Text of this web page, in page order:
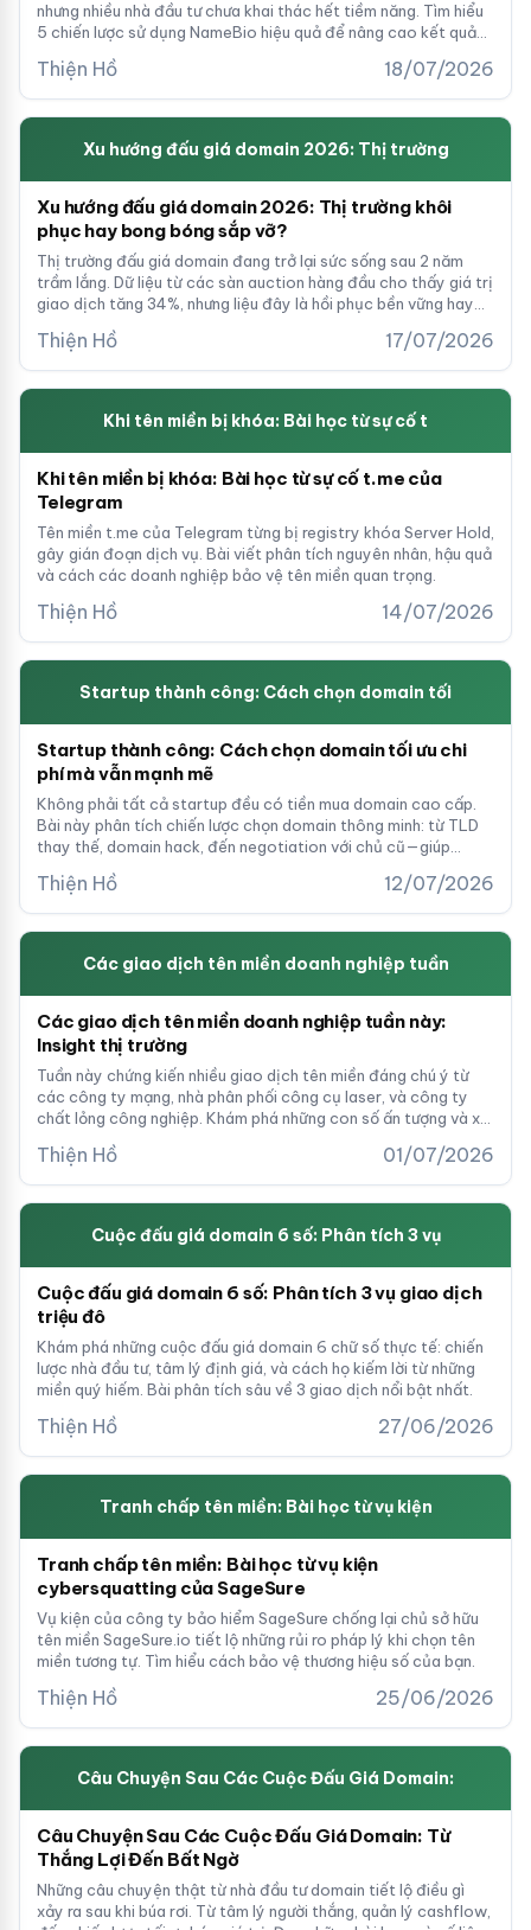
nhưng nhiều nhà đầu tư chưa khai thác hết tiềm năng. Tìm hiểu
5 chiến lược sử dụng NameBio hiệu quả để nâng cao kết quả
Thiện Hồ 18/07/2026
Xu hướng đấu giá domain 2026: Thị trường
Xu hướng đấu giá domain 2026: Thị trường khôi
phục hay bong bóng sắp vỡ?
Thị trường đấu giá domain đang trở lại sức sống sau 2 năm
trầm lắng. Dữ liệu từ các sàn auction hàng đầu cho thấy giá trị
giao dịch tăng 34%, nhưng liệu đây là hồi phục bền vững hay
định cơ hội thực.
Thiện Hồ 17/07/2026
Khi tên miền bị khóa: Bài học từ sự cố t
Khi tên miền bị khóa: Bài học từ sự cố t.me của
Telegram
Tên miền t.me của Telegram từng bị registry khóa Server Hold,
gây gián đoạn dịch vụ. Bài viết phân tích nguyên nhân, hậu quả
và cách các doanh nghiệp bảo vệ tên miền quan trọng.
Thiện Hồ 14/07/2026
Startup thành công: Cách chọn domain tối
Startup thành công: Cách chọn domain tối ưu chi
phí mà vẫn mạnh mẽ
Không phải tất cả startup đều có tiền mua domain cao cấp.
Bài này phân tích chiến lược chọn domain thông minh: từ TLD
thay thế, domain hack, đến negotiation với chủ cũ—giúp
Thiện Hồ 12/07/2026
Các giao dịch tên miền doanh nghiệp tuần
Các giao dịch tên miền doanh nghiệp tuần này:
Insight thị trường
Tuần này chứng kiến nhiều giao dịch tên miền đáng chú ý từ
các công ty mạng, nhà phân phối công cụ laser, và công ty
chất lỏng công nghiệp. Khám phá những con số ấn tượng và xu
Thiện Hồ 01/07/2026
Cuộc đấu giá domain 6 số: Phân tích 3 vụ
Cuộc đấu giá domain 6 số: Phân tích 3 vụ giao dịch
triệu đô
Khám phá những cuộc đấu giá domain 6 chữ số thực tế: chiến
lược nhà đầu tư, tâm lý định giá, và cách họ kiếm lời từ những
miền quý hiếm. Bài phân tích sâu về 3 giao dịch nổi bật nhất.
Thiện Hồ 27/06/2026
Tranh chấp tên miền: Bài học từ vụ kiện
Tranh chấp tên miền: Bài học từ vụ kiện
cybersquatting của SageSure
Vụ kiện của công ty bảo hiểm SageSure chống lại chủ sở hữu
tên miền SageSure.io tiết lộ những rủi ro pháp lý khi chọn tên
miền tương tự. Tìm hiểu cách bảo vệ thương hiệu số của bạn.
Thiện Hồ 25/06/2026
Câu Chuyện Sau Các Cuộc Đấu Giá Domain:
Câu Chuyện Sau Các Cuộc Đấu Giá Domain: Từ
Thắng Lợi Đến Bất Ngờ
Những câu chuyện thật từ nhà đầu tư domain tiết lộ điều gì
xảy ra sau khi búa rơi. Từ tâm lý người thắng, quản lý cashflow,